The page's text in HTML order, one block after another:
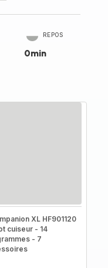
REPOS
0min
XL HF901120
cuiseur - 14
- 7